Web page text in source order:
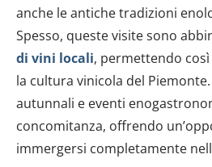
modificare o ritirare il tuo
Utilizziamo i cookie per
annunci, per fornire funzionalità
analizzare il nostro traffico.
informazioni sul modo in cui
nostri partner che si occupano di
pubblicità e social media, i quali
anche le antiche tradizioni
Spesso, queste visite sono
di vini locali, permettendo
la cultura vinicola del
autunnali e eventi
concomitanza, offrendo
immergersi completamente